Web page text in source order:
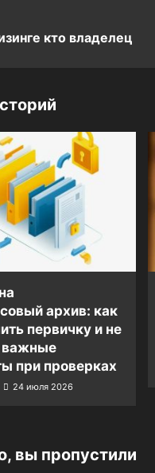
кто владелец
архив: как
первичку и не
важные
при проверках
24 июля 2026
вы пропустили